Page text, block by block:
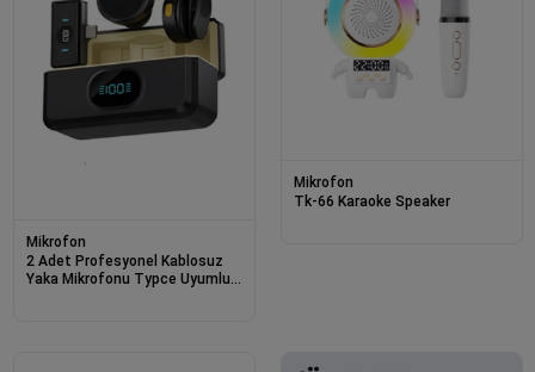
Mikrofon
2 Adet Profesyonel Kablosuz
Yaka Mikrofonu Typce Uyumlu
Mikrofon
Tk-66 Karaoke Speaker